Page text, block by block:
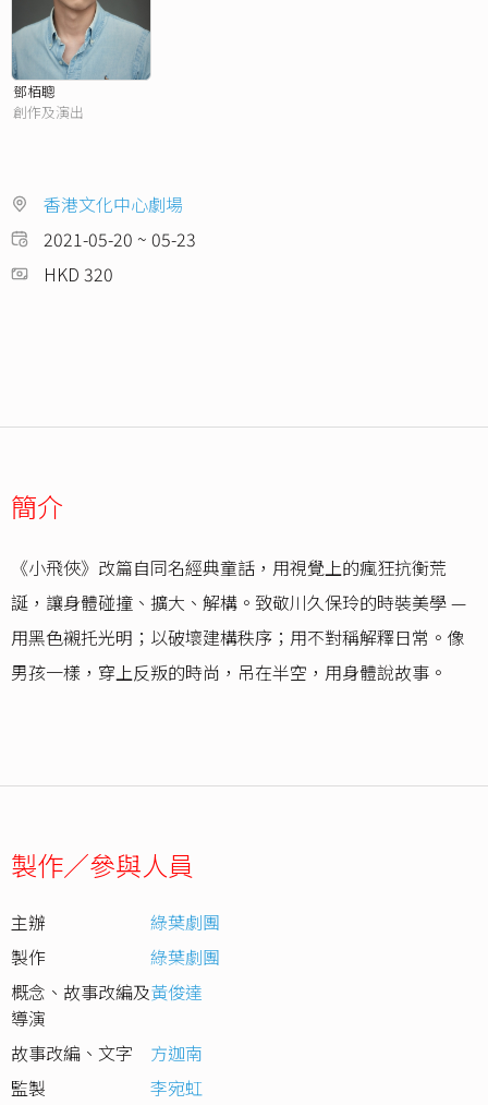
鄧栢聰
創作及演出
香港文化中心劇場
2021-05-20 ~ 05-23
HKD 320
簡介
《小飛俠》改篇自同名經典童話，用視覺上的瘋狂抗衡荒
誕，讓身體碰撞、擴大、解構。致敬川久保玲的時裝美學 —
用黑色襯托光明；以破壞建構秩序；用不對稱解釋日常。像
男孩一樣，穿上反叛的時尚，吊在半空，用身體說故事。
製作／參與人員
主辦
綠葉劇團
製作
綠葉劇團
概念、故事改編及
導演
黃俊達
故事改編、文字
方迦南
監製
李宛虹